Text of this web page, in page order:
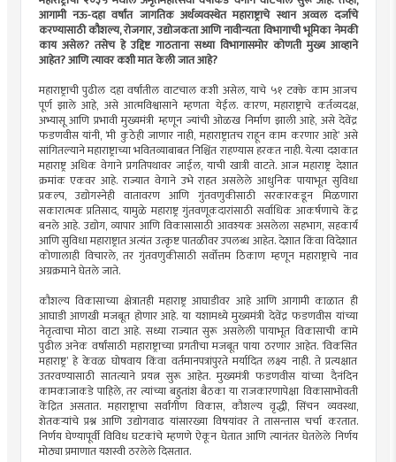
आगामी नऊ-दहा वर्षांत जागतिक अर्थव्यवस्थेत महाराष्ट्राचे स्थान अव्वल दर्जाचे
करण्यासाठी कौशल्य, रोजगार, उद्योजकता आणि नावीन्यता विभागाची भूमिका नेमकी
काय असेल? तसेच हे उद्दिष्ट गाठताना सध्या विभागासमोर कोणती मुख्य आव्हाने
आहेत? आणि त्यावर कशी मात केली जात आहे?
महाराष्ट्राची पुढील दहा वर्षांतील वाटचाल कशी असेल, याचे ५१ टक्के काम आजच
पूर्ण झाले आहे, असे आत्मविश्वासाने म्हणता येईल. कारण, महाराष्ट्राचे कर्तव्यदक्ष,
अभ्यासू आणि प्रभावी मुख्यमंत्री म्हणून ज्यांची ओळख निर्माण झाली आहे, असे देवेंद्र
फडणवीस यांनी, ‘मी कुठेही जाणार नाही, महाराष्ट्रातच राहून काम करणार आहे’ असे
सांगितल्याने महाराष्ट्राच्या भवितव्याबाबत निश्चिंत राहण्यास हरकत नाही. येत्या दशकात
महाराष्ट्र अधिक वेगाने प्रगतिपथावर जाईल, याची खात्री वाटते. आज महाराष्ट्र देशात
क्रमांक एकवर आहे. राज्यात वेगाने उभे राहत असलेले आधुनिक पायाभूत सुविधा
प्रकल्प, उद्योगस्नेही वातावरण आणि गुंतवणुकीसाठी सरकारकडून मिळणारा
सकारात्मक प्रतिसाद, यामुळे महाराष्ट्र गुंतवणूकदारांसाठी सर्वाधिक आकर्षणाचे केंद्र
बनले आहे. उद्योग, व्यापार आणि विकासासाठी आवश्यक असलेला सहभाग, सहकार्य
आणि सुविधा महाराष्ट्रात अत्यंत उत्कृष्ट पातळीवर उपलब्ध आहेत. देशात किंवा विदेशात
कोणालाही विचारले, तर गुंतवणुकीसाठी सर्वोत्तम ठिकाण म्हणून महाराष्ट्राचे नाव
अग्रक्रमाने घेतले जाते.
कौशल्य विकासाच्या क्षेत्रातही महाराष्ट्र आघाडीवर आहे आणि आगामी काळात ही
आघाडी आणखी मजबूत होणार आहे. या यशामध्ये मुख्यमंत्री देवेंद्र फडणवीस यांच्या
नेतृत्वाचा मोठा वाटा आहे. सध्या राज्यात सुरू असलेली पायाभूत विकासाची कामे
पुढील अनेक वर्षांसाठी महाराष्ट्राच्या प्रगतीचा मजबूत पाया ठरणार आहेत. ‘विकसित
महाराष्ट्र’ हे केवळ घोषवाय किंवा वर्तमानपत्रांपुरते मर्यादित लक्ष्य नाही. ते प्रत्यक्षात
उतरवण्यासाठी सातत्याने प्रयत्न सुरू आहेत. मुख्यमंत्री फडणवीस यांच्या दैनंदिन
कामकाजाकडे पाहिले, तर त्यांच्या बहुतांश बैठका या राजकारणापेक्षा विकासाभोवती
केंद्रित असतात. महाराष्ट्राचा सर्वांगीण विकास, कौशल्य वृद्धी, सिंचन व्यवस्था,
शेतकर्‍यांचे प्रश्न आणि उद्योगवाढ यांसारख्या विषयांवर ते तासन्तास चर्चा करतात.
निर्णय घेण्यापूर्वी विविध घटकांचे म्हणणे ऐकून घेतात आणि त्यानंतर घेतलेले निर्णय
मोठ्या प्रमाणात यशस्वी ठरलेले दिसतात.